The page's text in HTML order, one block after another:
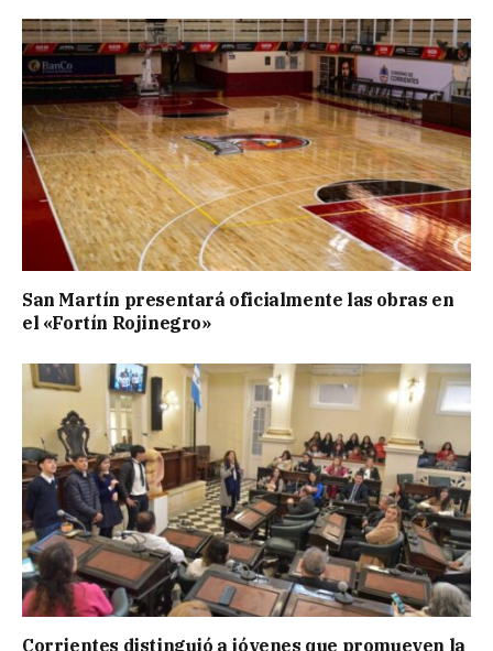
San Martín presentará oficialmente las obras en
el «Fortín Rojinegro»
Corrientes distinguió a jóvenes que promueven la